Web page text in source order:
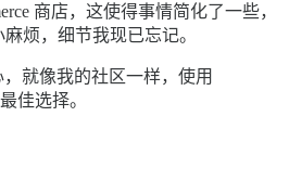
商店，这使得事情简化了一些，
烦，细节我现已忘记。
就像我的社区一样，使用
佳选择。